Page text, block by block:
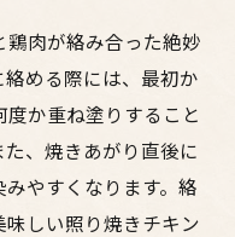
肉が絡み合った絶妙
める際には、最初か
か重ね塗りすること
、焼きあがり直後に
やすくなります。絡
しい照り焼きチキン